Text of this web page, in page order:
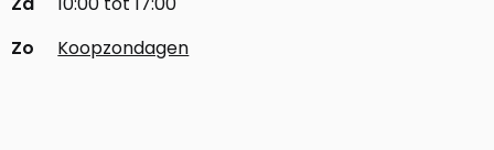
Zo
Koopzondagen